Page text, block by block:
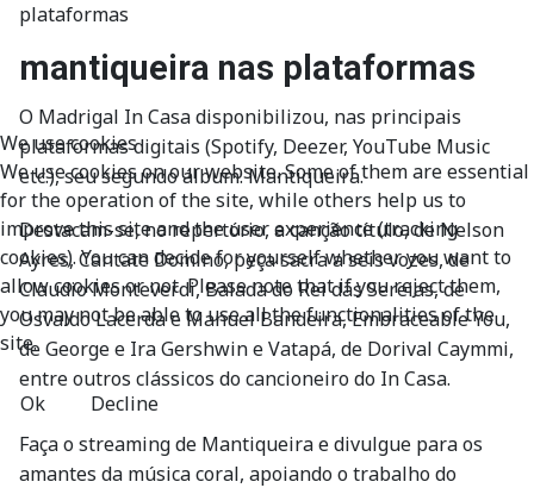
plataformas
mantiqueira nas plataformas
O Madrigal In Casa disponibilizou, nas principais
plataformas digitais (Spotify, Deezer, YouTube Music
etc.), seu segundo álbum: Mantiqueira.
Destacam-se, no repertório, a canção título, de Nelson
Ayres, Cantate Domino, peça sacra a seis vozes, de
Claudio Monteverdi, Balada do Rei das Sereias, de
Osvaldo Lacerda e Manuel Bandeira, Embraceable You,
de George e Ira Gershwin e Vatapá, de Dorival Caymmi,
entre outros clássicos do cancioneiro do In Casa.
Faça o streaming de Mantiqueira e divulgue para os
amantes da música coral, apoiando o trabalho do
We use cookies
We use cookies on our website. Some of them are essential
for the operation of the site, while others help us to
improve this site and the user experience (tracking
cookies). You can decide for yourself whether you want to
allow cookies or not. Please note that if you reject them,
you may not be able to use all the functionalities of the
site.
Ok Decline